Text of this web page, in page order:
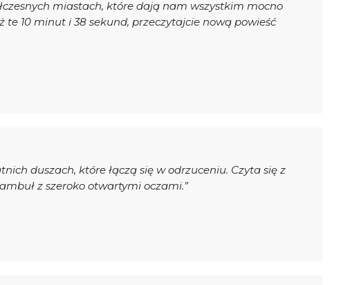
miastach, które dają nam wszystkim mocno
te 10 minut i 38 sekund, przeczytajcie nową powieść
duszach, które łączą się w odrzuceniu. Czyta się z
z szeroko otwartymi oczami.”